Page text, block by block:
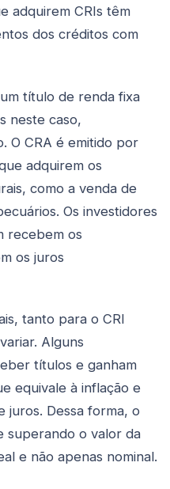
adquirem CRIs têm
dos créditos com
título de renda fixa
neste caso,
O CRA é emitido por
adquirem os
como a venda de
Os investidores
recebem os
os juros
tanto para o CRI
Alguns
títulos e ganham
equivale à inflação e
juros. Dessa forma, o
superando o valor da
e não apenas nominal.